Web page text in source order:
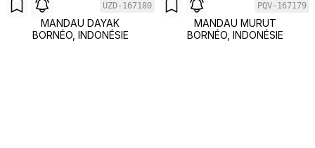
UZD-167180
MANDAU DAYAK
BORNÉO, INDONÉSIE
PQV-167179
MANDAU MURUT
BORNÉO, INDONÉSIE